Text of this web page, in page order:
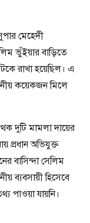
মেহেদী
ভুঁইয়ার বাড়িতে
রাখা হয়েছিল। এ
কয়েকজন মিলে
দুটি মামলা দায়ের
প্রধান অভিযুক্ত
বাসিন্দা সেলিম
ব্যবসায়ী হিসেবে
পাওয়া যায়নি।